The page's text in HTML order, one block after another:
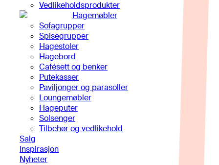
Vedlikeholdsprodukter
Hagemøbler
Sofagrupper
Spisegrupper
Hagestoler
Hagebord
Cafésett og benker
Putekasser
Paviljonger og parasoller
Loungemøbler
Hageputer
Solsenger
Tilbehør og vedlikehold
Salg
Inspirasjon
Nyheter